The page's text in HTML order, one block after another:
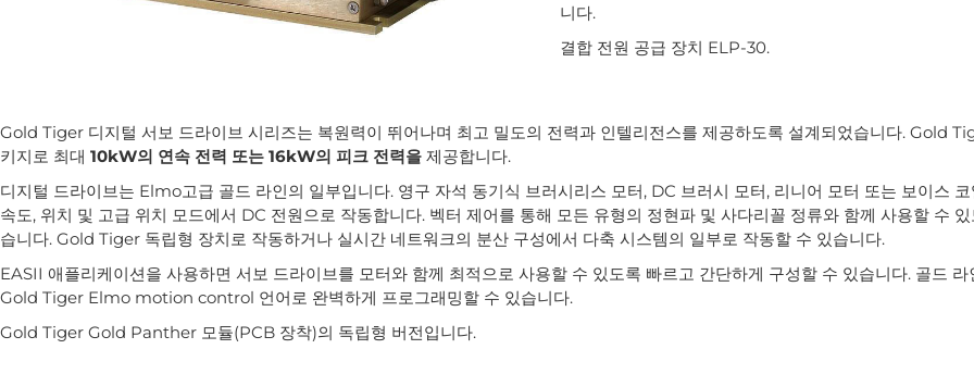
니다.
결합 전원 공급 장치 ELP-30.
Gold Tiger 디지털 서보 드라이브 시리즈는 복원력이 뛰어나며 최고 밀도의 전력과 인텔리전스를 제공하도록 설계되었습니다. Gold
키지로 최대 10kW의 연속 전력 또는 16kW의 피크 전력을 제공합니다.
디지털 드라이브는 Elmo고급 골드 라인의 일부입니다. 영구 자석 동기식 브러시리스 모터, DC 브러시 모터, 리니어 모터 또는 보이스
속도, 위치 및 고급 위치 모드에서 DC 전원으로 작동합니다. 벡터 제어를 통해 모든 유형의 정현파 및 사다리꼴 정류와 함께 사용할 수
습니다. Gold Tiger 독립형 장치로 작동하거나 실시간 네트워크의 분산 구성에서 다축 시스템의 일부로 작동할 수 있습니다.
EASII 애플리케이션을 사용하면 서보 드라이브를 모터와 함께 최적으로 사용할 수 있도록 빠르고 간단하게 구성할 수 있습니다. 골드 라
Gold Tiger Elmo motion control 언어로 완벽하게 프로그래밍할 수 있습니다.
Gold Tiger Gold Panther 모듈(PCB 장착)의 독립형 버전입니다.